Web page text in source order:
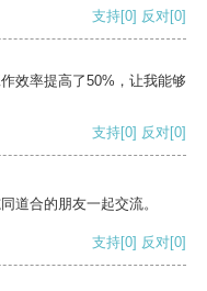
支持[0] 反对[0]
效率提高了50%，让我能够
支持[0] 反对[0]
道合的朋友一起交流。
支持[0] 反对[0]